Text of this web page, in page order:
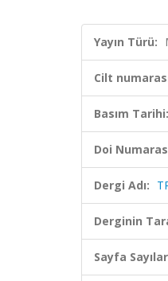
Yayın Türü:
Cilt
Basım Tarihi:
Doi
Dergi Adı:
Derginin
Sayfa